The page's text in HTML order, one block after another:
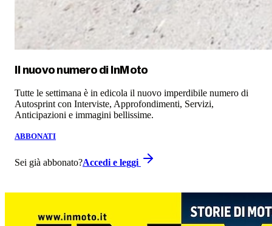
Il nuovo numero di InMoto
Tutte le settimana è in edicola il nuovo imperdibile numero di
Autosprint con Interviste, Approfondimenti, Servizi,
Anticipazioni e immagini bellissime.
ABBONATI
Sei già abbonato?Accedi e leggi